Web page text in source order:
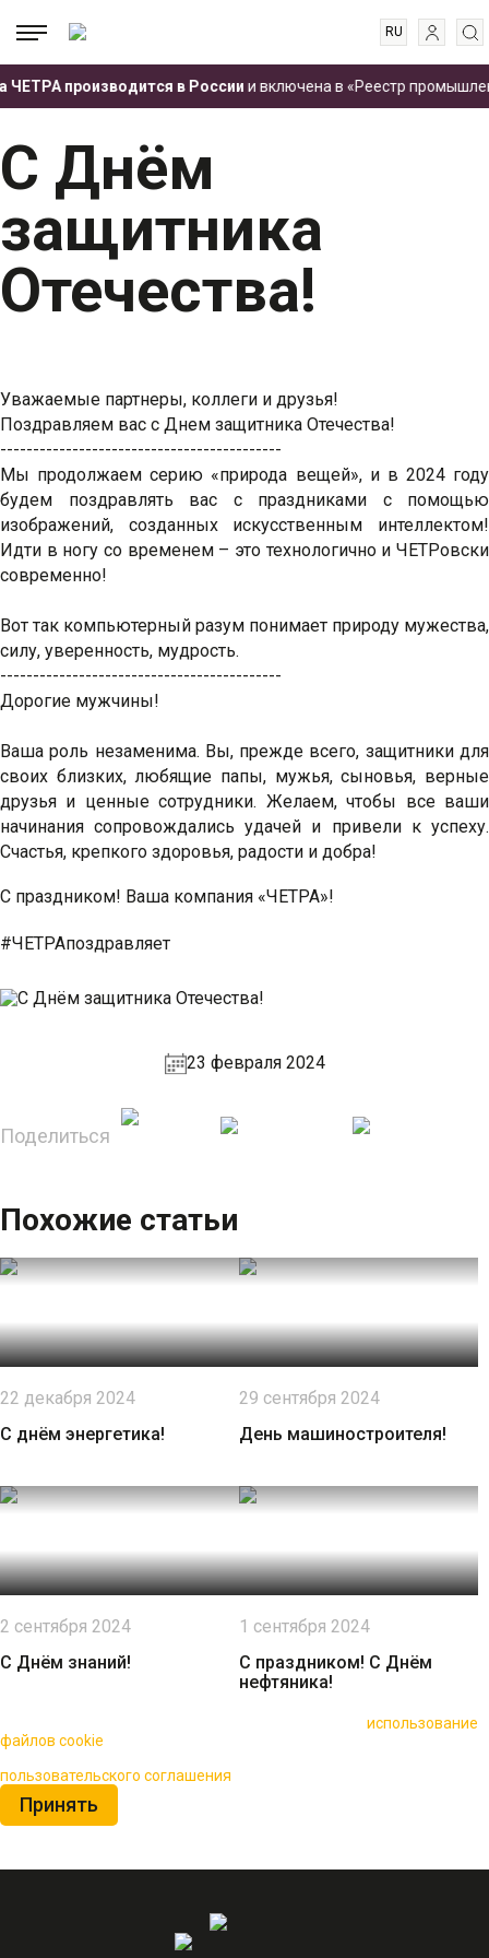
RU
ES
производится в Россиии включена в «Реестр
Главная . Пресс-центр . Новости . С Днём защитника Отечества!
С Днём
защитника
Отечества!
Уважаемые партнеры, коллеги и друзья!
Поздравляем вас с Днем защитника Отечества!
-------------------------------------------
Мы продолжаем серию «природа вещей», и в 2024 году
будем поздравлять вас с праздниками с помощью
изображений, созданных искусственным интеллектом!
Идти в ногу со временем – это технологично и ЧЕТРовски
современно!
Вот так компьютерный разум понимает природу мужества,
силу, уверенность, мудрость.
-------------------------------------------
Дорогие мужчины!
Ваша роль незаменима. Вы, прежде всего, защитники для
своих близких, любящие папы, мужья, сыновья, верные
друзья и ценные сотрудники. Желаем, чтобы все ваши
начинания сопровождались удачей и привели к успеху.
Счастья, крепкого здоровья, радости и добра!
С праздником! Ваша компания «ЧЕТРА»!
#ЧЕТРАпоздравляет
Поделиться
23 февраля 2024
Похожие статьи
22 декабря 2024
С днём энергетика!
29 сентября 2024
День машиностроителя!
2 сентября 2024
С Днём знаний!
1 сентября 2024
С праздником! С Днём
нефтяника!
использование
файлов cookie
пользовательского соглашения
Принять